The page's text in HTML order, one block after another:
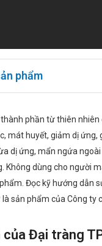
phẩm
phần từ thiên nhiên
mát huyết, giảm dị ứng,
dị ứng, mẩn ngứa ngoài
Không dùng cho người
Đọc kỹ hướng dẫn
sản phẩm của Công ty
của Đại tràng